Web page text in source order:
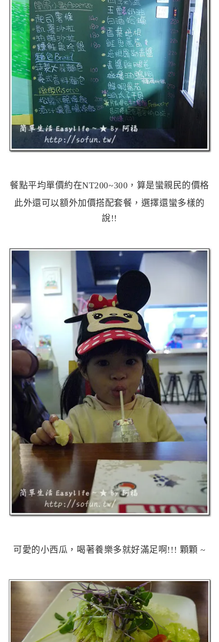
餐點平均單價約在NT200~300，算是蠻親民的價格
此外還可以額外加價搭配套餐，選擇還蠻多樣的
說!!
可愛的小西瓜，喝著養樂多就好滿足啊!!! 顆顆 ~